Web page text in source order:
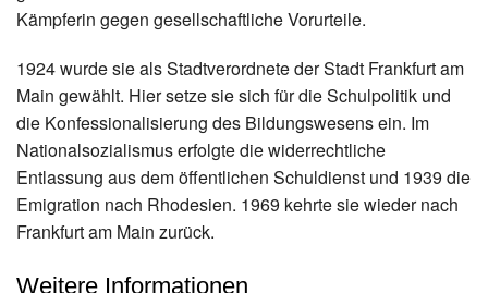
Kämpferin gegen gesellschaftliche Vorurteile.
1924 wurde sie als Stadtverordnete der Stadt Frankfurt am
Main gewählt. Hier setze sie sich für die Schulpolitik und
die Konfessionalisierung des Bildungswesens ein. Im
Nationalsozialismus erfolgte die widerrechtliche
Entlassung aus dem öffentlichen Schuldienst und 1939 die
Emigration nach Rhodesien. 1969 kehrte sie wieder nach
Frankfurt am Main zurück.
Weitere Informationen